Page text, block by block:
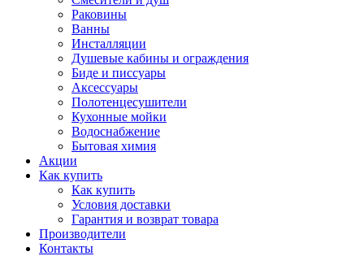
Раковины
Ванны
Инсталляции
Душевые кабины и ограждения
Биде и писсуары
Аксессуары
Полотенцесушители
Кухонные мойки
Водоснабжение
Бытовая химия
Акции
Как купить
Как купить
Условия доставки
Гарантия и возврат товара
Производители
Контакты